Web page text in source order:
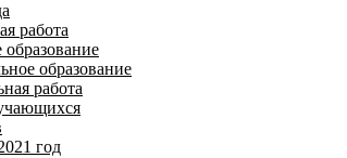
работа
образование
работа
год